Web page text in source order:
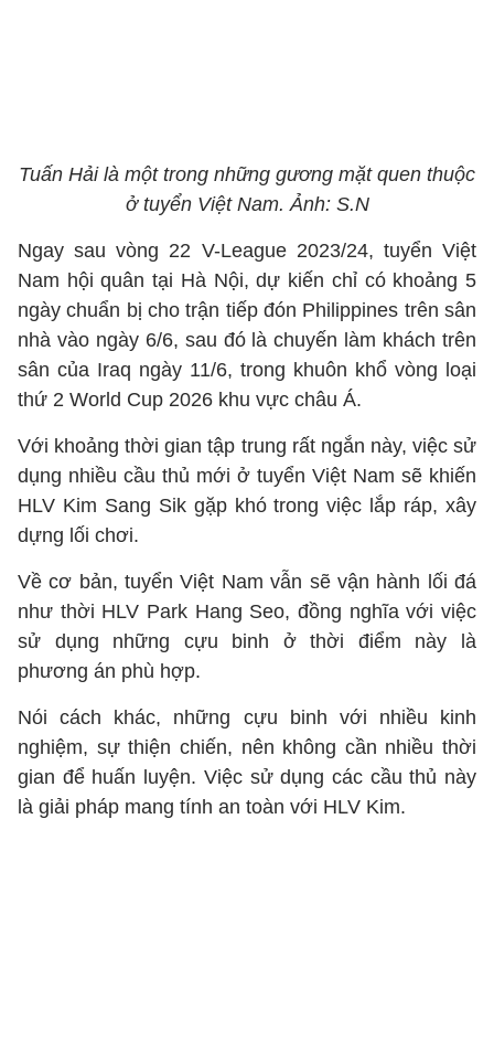
Tuấn Hải là một trong những gương mặt quen thuộc
ở tuyển Việt Nam. Ảnh: S.N
Ngay sau vòng 22 V-League 2023/24, tuyển Việt
Nam hội quân tại Hà Nội, dự kiến chỉ có khoảng 5
ngày chuẩn bị cho trận tiếp đón Philippines trên sân
nhà vào ngày 6/6, sau đó là chuyến làm khách trên
sân của Iraq ngày 11/6, trong khuôn khổ vòng loại
thứ 2 World Cup 2026 khu vực châu Á.
Với khoảng thời gian tập trung rất ngắn này, việc sử
dụng nhiều cầu thủ mới ở tuyển Việt Nam sẽ khiến
HLV Kim Sang Sik gặp khó trong việc lắp ráp, xây
dựng lối chơi.
Về cơ bản, tuyển Việt Nam vẫn sẽ vận hành lối đá
như thời HLV Park Hang Seo, đồng nghĩa với việc
sử dụng những cựu binh ở thời điểm này là
phương án phù hợp.
Nói cách khác, những cựu binh với nhiều kinh
nghiệm, sự thiện chiến, nên không cần nhiều thời
gian để huấn luyện. Việc sử dụng các cầu thủ này
là giải pháp mang tính an toàn với HLV Kim.